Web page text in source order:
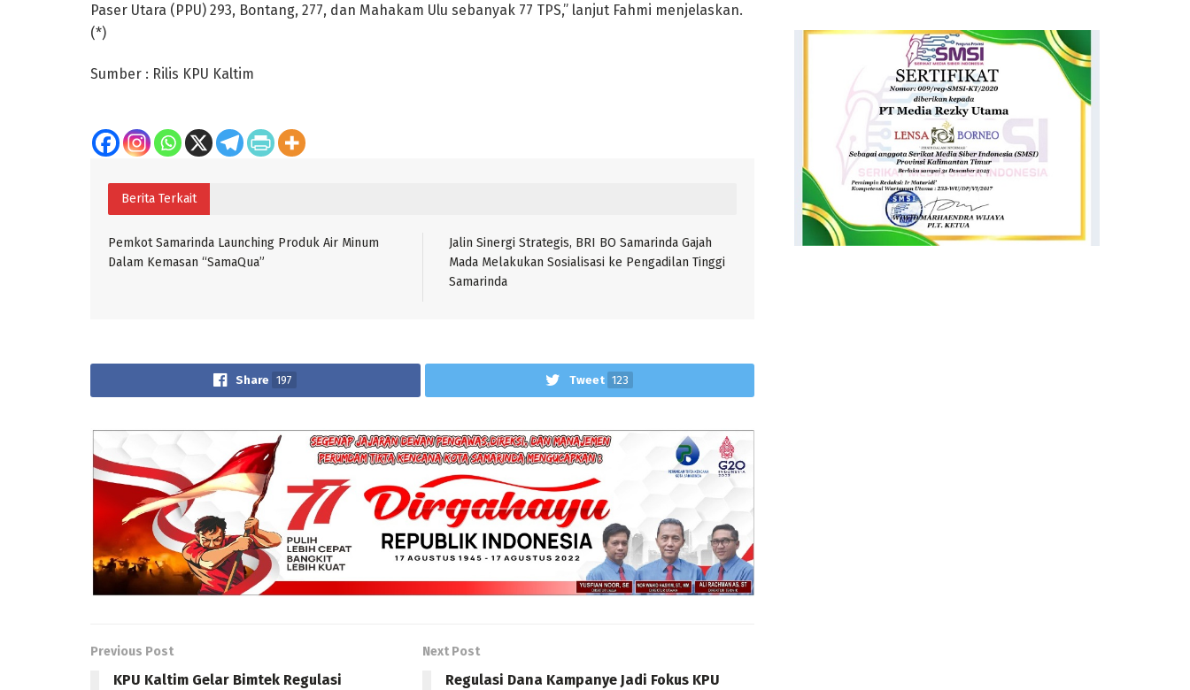
Paser Utara (PPU) 293, Bontang, 277, dan Mahakam Ulu sebanyak 77 TPS,” lanjut Fahmi menjelaskan.
(*)
Sumber : Rilis KPU Kaltim
Berita Terkait
Pemkot Samarinda Launching Produk Air Minum
Dalam Kemasan “SamaQua”
Jalin Sinergi Strategis, BRI BO Samarinda Gajah
Mada Melakukan Sosialisasi ke Pengadilan Tinggi
Samarinda
Share 197 Tweet 123
Previous Post
KPU Kaltim Gelar Bimtek Regulasi
Next Post
Regulasi Dana Kampanye Jadi Fokus KPU